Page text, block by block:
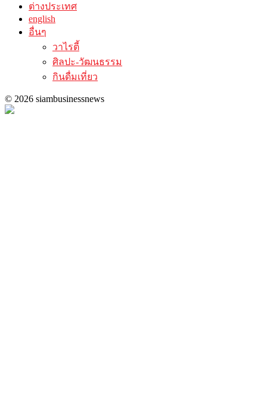
ต่างประเทศ
english
อื่นๆ
วาไรตี้
ศิลปะ-วัฒนธรรม
กินดื่มเที่ยว
© 2026 siambusinessnews